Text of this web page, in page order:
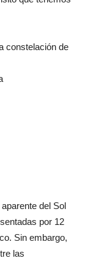
constelación de
del Sol
por 12
Sin embargo,
las